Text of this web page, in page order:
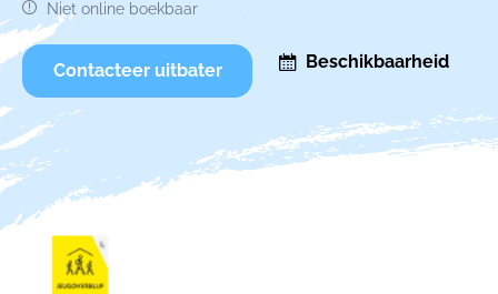
Niet online boekbaar
Contacteer uitbater Beschikbaarheid